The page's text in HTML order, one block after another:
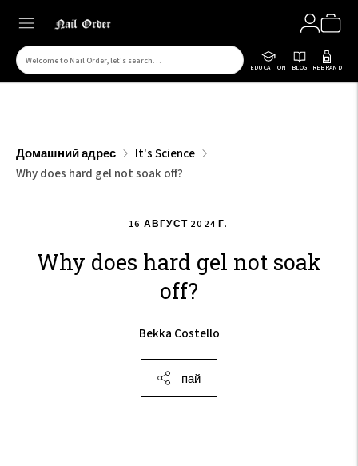
EDUCATION BLOG REBRAND
Поиск
сайте
Домашний адрес
It's Science
Why does hard gel not soak off?
16 АВГУСТ 2024 Г.
Why does hard gel not soak
off?
Bekka Costello
пай